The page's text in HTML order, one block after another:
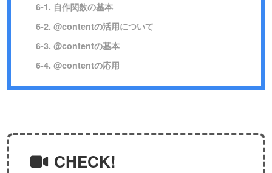
6-1. 自作関数の基本
6-2. @contentの活用について
6-3. @contentの基本
6-4. @contentの応用
CHECK!